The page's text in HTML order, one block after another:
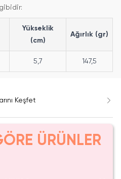
Yükseklik
(cm)
Ağırlık (gr)
5,7 147,5
Keşfet
ÜRÜNLER